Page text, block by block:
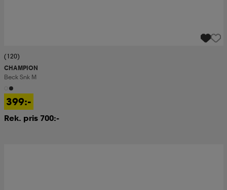
(120)
CHAMPION
Beck Snk M
399:-
Rek. pris 700:-